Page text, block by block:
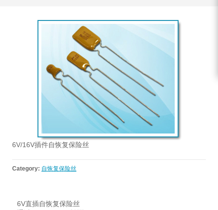
6V/16V插件自恢复保险丝
Category: 自恢复保险丝
6V直插自恢复保险丝